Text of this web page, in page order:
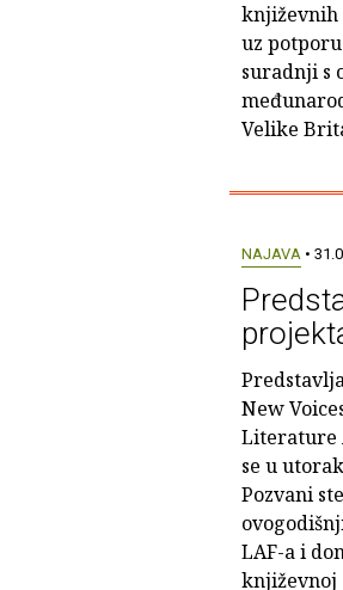
književnih
uz
suradnji s
Velike
NAJAVA•
New
Literature
se u
Pozvani
LAF-a i
književnoj